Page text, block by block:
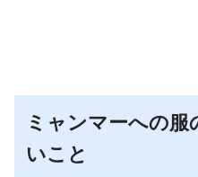
ミャンマーへの服
いこと